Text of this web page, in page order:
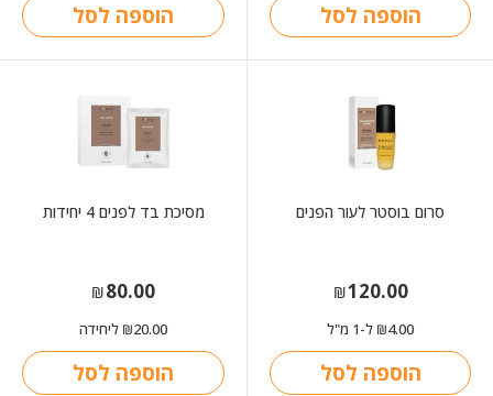
הוספה לסל הוספה לסל
סרום בוסטר לעור הפנים
₪120.00
₪4.00 ל-1 מ"ל
הוספה לסל
מסיכת בד לפנים 4 יחידות
₪80.00
₪20.00 ליחידה
הוספה לסל